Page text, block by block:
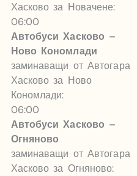
Хасково за Новачене:
06:00
Автобуси Хасково –
Ново Кономлади
заминаващи от Автогара
Хасково за Ново
Кономлади:
06:00
Автобуси Хасково –
Огняново
заминаващи от Автогара
Хасково за Огняново: